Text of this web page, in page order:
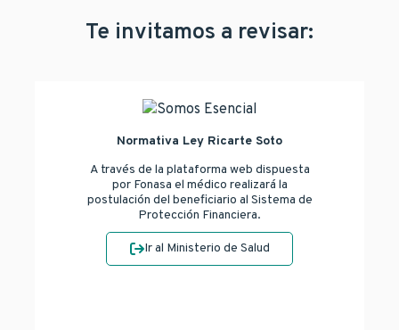
Te invitamos a revisar:
Normativa Ley Ricarte Soto
A través de la plataforma web dispuesta
por Fonasa el médico realizará la
postulación del beneficiario al Sistema de
Protección Financiera.
Ir al Ministerio de Salud